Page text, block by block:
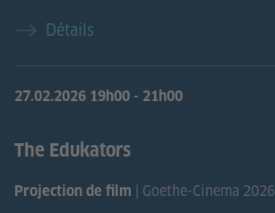
Détails
27.02.2026 19h00 - 21h00
The Edukators
Projection de film | Goethe-Cinema 2026